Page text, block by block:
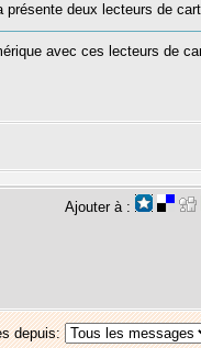
deux lecteurs de
avec ces lecteurs de
Ajouter à :
depuis: